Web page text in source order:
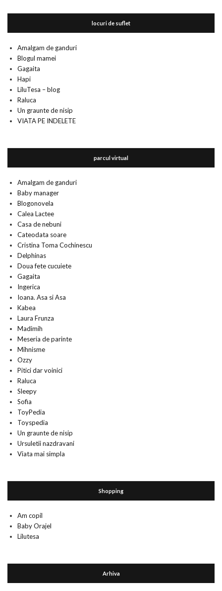
locuri de suflet
Amalgam de ganduri
Blogul mamei
Gagaita
Hapi
LiluTesa – blog
Raluca
Un graunte de nisip
VIATA PE INDELETE
parcul virtual
Amalgam de ganduri
Baby manager
Blogonovela
Calea Lactee
Casa de nebuni
Cateodata soare
Cristina Toma Cochinescu
Delphinas
Doua fete cucuiete
Gagaita
Ingerica
Ioana. Asa si Asa
Kabea
Laura Frunza
Madimih
Meseria de parinte
Mihnisme
Ozzy
Pitici dar voinici
Raluca
Sleepy
Sofia
ToyPedia
Toyspedia
Un graunte de nisip
Ursuletii nazdravani
Viata mai simpla
Shopping
Am copil
Baby Orajel
Lilutesa
Arhiva